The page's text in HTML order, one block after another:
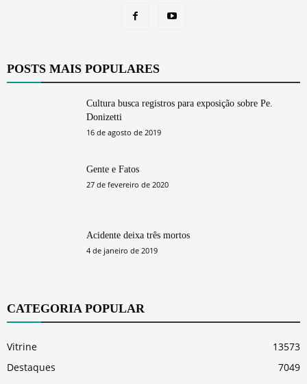
POSTS MAIS POPULARES
Cultura busca registros para exposição sobre Pe.
Donizetti
16 de agosto de 2019
Gente e Fatos
27 de fevereiro de 2020
Acidente deixa três mortos
4 de janeiro de 2019
CATEGORIA POPULAR
Vitrine
13573
Destaques
7049